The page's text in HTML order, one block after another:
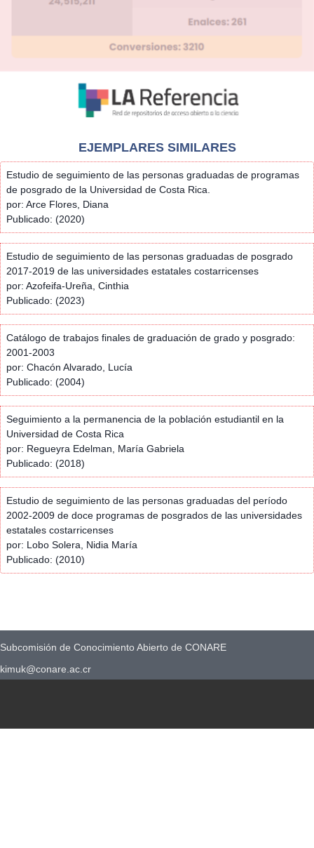
EJEMPLARES SIMILARES
Estudio de seguimiento de las personas graduadas de programas
de posgrado de la Universidad de Costa Rica.
por: Arce Flores, Diana
Publicado: (2020)
Estudio de seguimiento de las personas graduadas de posgrado
2017-2019 de las universidades estatales costarricenses
por: Azofeifa-Ureña, Cinthia
Publicado: (2023)
Catálogo de trabajos finales de graduación de grado y posgrado:
2001-2003
por: Chacón Alvarado, Lucía
Publicado: (2004)
Seguimiento a la permanencia de la población estudiantil en la
Universidad de Costa Rica
por: Regueyra Edelman, María Gabriela
Publicado: (2018)
Estudio de seguimiento de las personas graduadas del período
2002-2009 de doce programas de posgrados de las universidades
estatales costarricenses
por: Lobo Solera, Nidia María
Publicado: (2010)
Subcomisión de Conocimiento Abierto de CONARE
kimuk@conare.ac.cr